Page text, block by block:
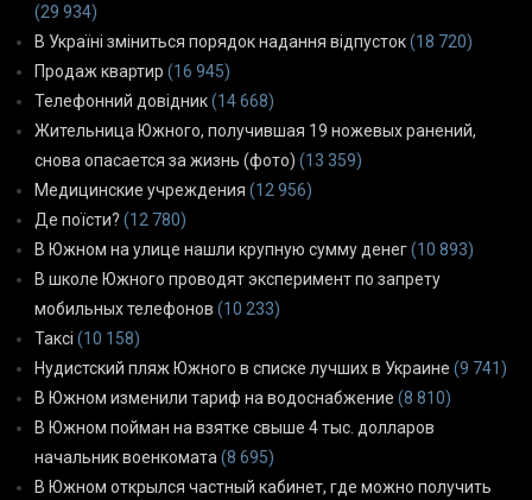
(29 934)
В Україні зміниться порядок надання відпусток(18 720)
Продаж квартир (16 945)
Телефонний довідник(14 668)
Жительница Южного, получившая 19 ножевых ранений,
снова опасается за жизнь (фото) (13 359)
Медицинские учреждения (12 956)
Де поїсти? (12 780)
В Южном на улице нашли крупную сумму денег(10 893)
В школе Южного проводят эксперимент по запрету
мобильных телефонов (10 233)
Таксі (10 158)
Нудистский пляж Южного в списке лучших в Украине (9 741)
В Южном изменили тариф на водоснабжение (8 810)
В Южном пойман на взятке свыше 4 тыс. долларов
начальник военкомата (8 695)
В Южном открылся частный кабинет, где можно получить